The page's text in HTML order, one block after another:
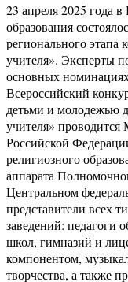
23 апреля 2025 года
образования
регионального этапа
учителя». Эксперты
основных
Всероссийский
детьми и молодежью
учителя» проводится
Российской
религиозного
аппарата
Центральном
представители всех
заведений: педагоги
школ, гимназий и
компонентом,
творчества, а также